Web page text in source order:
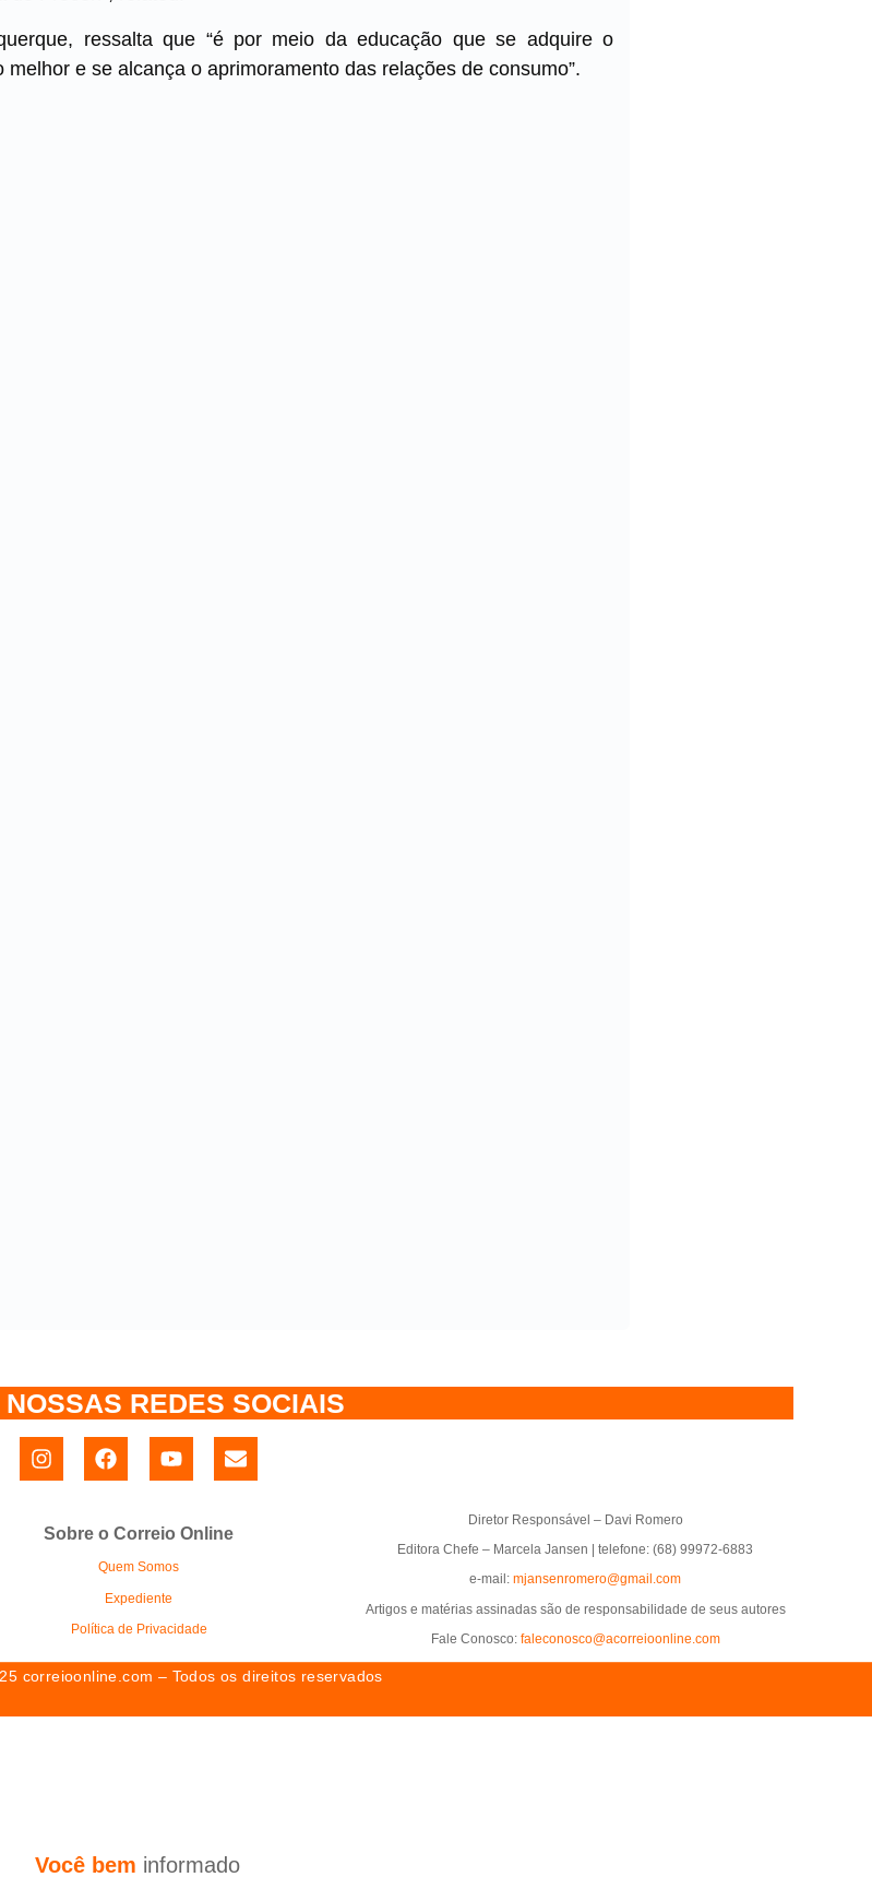
ressalta que “é por meio da educação que se adquire o
e se alcança o aprimoramento das relações de consumo”.
NOSSAS REDES SOCIAIS
Sobre o Correio Online
Quem Somos
Expediente
Política de Privacidade
Diretor Responsável – Davi Romero
Editora Chefe – Marcela Jansen | telefone: (68) 99972-6883
e-mail: mjansenromero@gmail.com
Artigos e matérias assinadas são de responsabilidade de seus autores
Fale Conosco: faleconosco@acorreioonline.com
correioonline.com – Todos os direitos reservados
Você bem informado